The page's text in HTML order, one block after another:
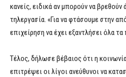
κανείς, ειδικά αν μπορούν να
τηλεργασία. «Για να φτάσουμε στην
επιχείρηση να έχει εξαντλήσει όλα
Τέλος, δήλωσε βέβαιος ότι η
επιτρέψει οι λίγοι ανεύθυνοι να